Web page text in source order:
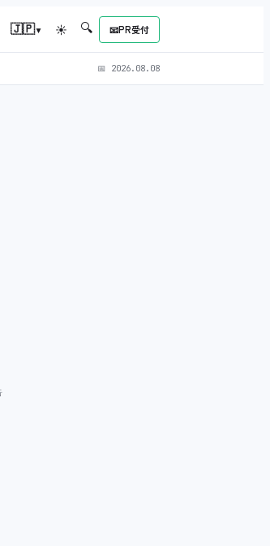
🇯🇵▾ ☀ 🔍 📧PR受付
📅 2026.08.08